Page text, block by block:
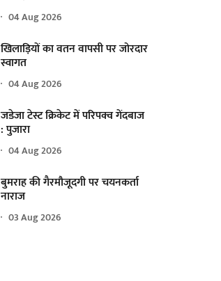
04 Aug 2026
खिलाड़ियों का वतन वापसी पर जोरदार
स्वागत
04 Aug 2026
जडेजा टेस्ट क्रिकेट में परिपक्व गेंदबाज
: पुजारा
04 Aug 2026
बुमराह की गैरमौजूदगी पर चयनकर्ता
नाराज
03 Aug 2026